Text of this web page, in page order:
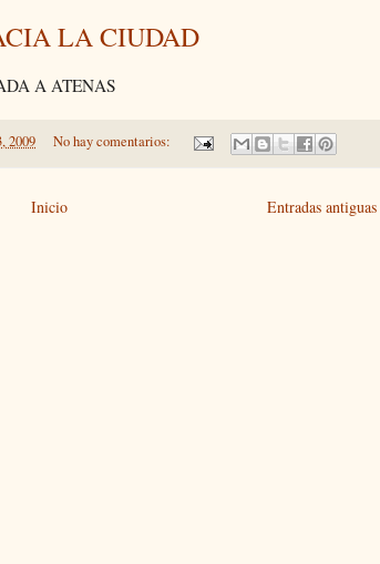
LA CIUDAD
A ATENAS
2009 No hay comentarios:
Entradas antiguas
Inicio